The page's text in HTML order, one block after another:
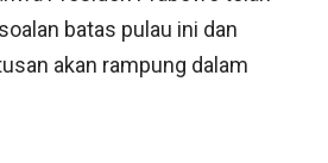
batas pulau ini dan
akan rampung dalam